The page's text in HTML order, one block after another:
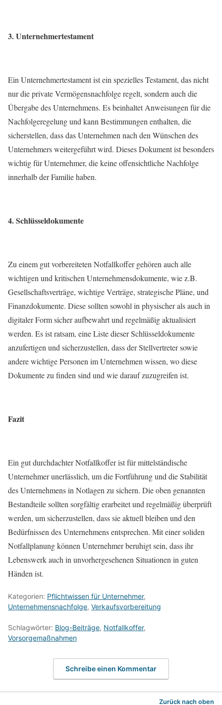
3.Unternehmertestament
Ein Unternehmertestament ist ein spezielles Testament, das nicht
nur die private Vermögensnachfolge regelt, sondern auch die
Übergabe des Unternehmens. Es beinhaltet Anweisungen für die
Nachfolgeregelung und kann Bestimmungen enthalten, die
sicherstellen, dass das Unternehmen nach den Wünschen des
Unternehmers weitergeführt wird. Dieses Dokument ist besonders
wichtig für Unternehmer, die keine offensichtliche Nachfolge
innerhalb der Familie haben.
4. Schlüsseldokumente
Zu einem gut vorbereiteten Notfallkoffer gehören auch alle
wichtigen und kritischen Unternehmensdokumente, wie z.B.
Gesellschaftsverträge, wichtige Verträge, strategische Pläne, und
Finanzdokumente. Diese sollten sowohl in physischer als auch in
digitaler Form sicher aufbewahrt und regelmäßig aktualisiert
werden. Es ist ratsam, eine Liste dieser Schlüsseldokumente
anzufertigen und sicherzustellen, dass der Stellvertreter sowie
andere wichtige Personen im Unternehmen wissen, wo diese
Dokumente zu finden sind und wie darauf zuzugreifen ist.
Fazit
Ein gut durchdachter Notfallkoffer ist für mittelständische
Unternehmer unerlässlich, um die Fortführung und die Stabilität
des Unternehmens in Notlagen zu sichern. Die oben genannten
Bestandteile sollten sorgfältig erarbeitet und regelmäßig überprüft
werden, um sicherzustellen, dass sie aktuell bleiben und den
Bedürfnissen des Unternehmens entsprechen. Mit einer soliden
Notfallplanung können Unternehmer beruhigt sein, dass ihr
Lebenswerk auch in unvorhergesehenen Situationen in guten
Händen ist.
Kategorien: Pflichtwissen für Unternehmer,
Unternehmensnachfolge, Verkaufsvorbereitung
Schlagwörter: Blog-Beiträge, Notfallkoffer,
Vorsorgemaßnahmen
Schreibe einen Kommentar
Zurück nach oben